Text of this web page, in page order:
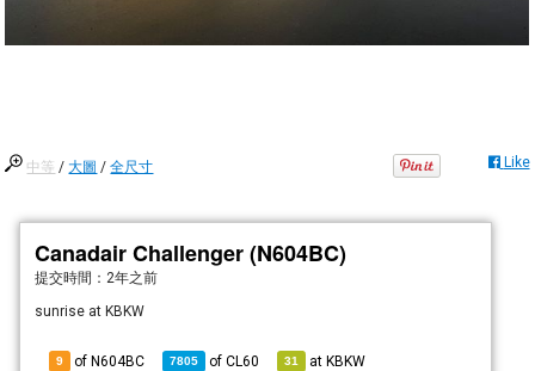
中等 /大圖 /全尺寸 Like
Canadair Challenger (N604BC)
提交時間： 2年之前
sunrise at KBKW
9 of N604BC 7805 ofCL60 31 atKBKW